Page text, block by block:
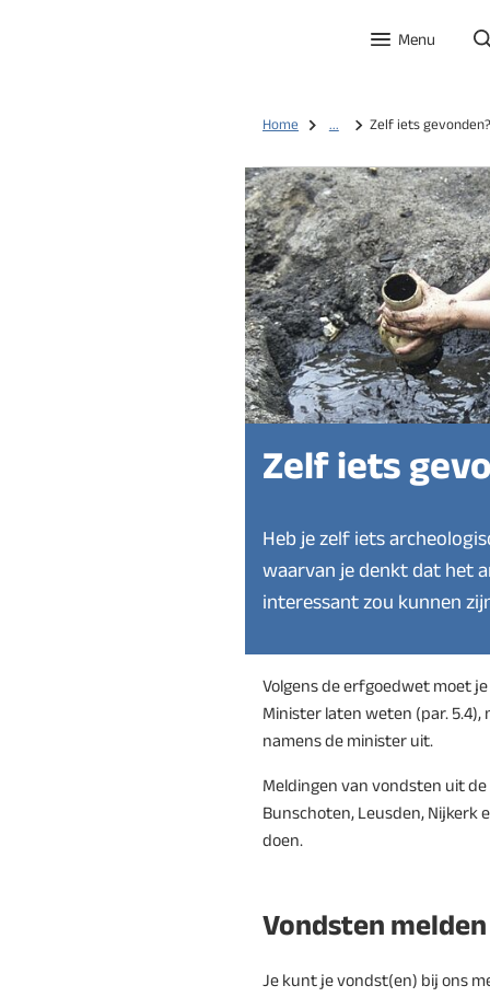
Menu
Home ... Zelf iets gevonden?
Zelf iets
Heb je zelf iets
waarvan je denkt dat het
interessant zou kunnen
Volgens de erfgoedwet moet
Minister laten weten (par. 5.4),
namens de minister uit.
Meldingen van vondsten uit
Bunschoten, Leusden, Nijkerk
doen.
Vondsten melden
Je kunt je vondst(en) bij ons